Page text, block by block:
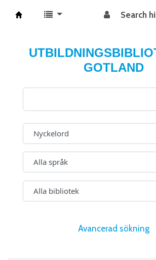
Search
GOTLAND
Avancerad sökning